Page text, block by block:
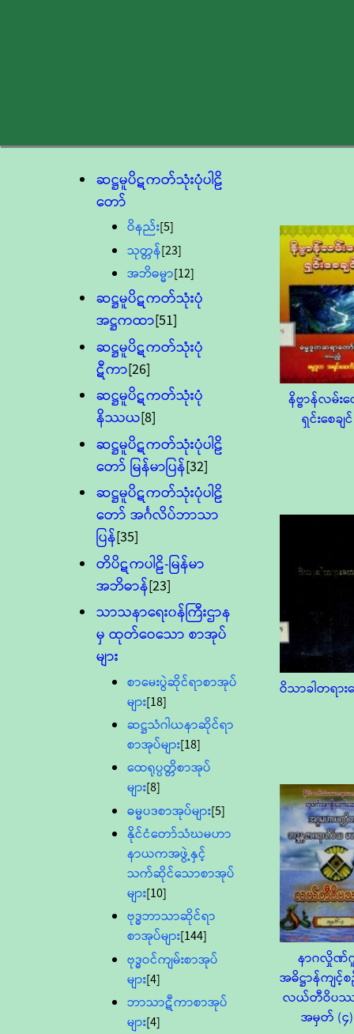
ဆဋ္ဌမူပိဋကတ်သုံးပုံပါဠိ
တော်
ဝိနည်း[5]
သုတ္တန်[23]
အဘိဓမ္မာ[12]
ဆဋ္ဌမူပိဋကတ်သုံးပုံ
အဋ္ဌကထာ[51]
ဆဋ္ဌမူပိဋကတ်သုံးပုံ
ဋီကာ[26]
ဆဋ္ဌမူပိဋကတ်သုံးပုံ
နိဿယ[8]
ဆဋ္ဌမူပိဋကတ်သုံးပုံပါဠိ
တော် မြန်မာပြန်[32]
ဆဋ္ဌမူပိဋကတ်သုံးပုံပါဠိ
တော် အင်္ဂလိပ်ဘာသာ
ပြန်[35]
တိပိဋကပါဠိ-မြန်မာ
အဘိဓာန်[23]
သာသနာရေး၀န်ကြီးဌာန
မှ ထုတ်ဝေသော စာအုပ်
များ
စာမေးပွဲဆိုင်ရာစာအုပ်
များ[18]
ဆဋ္ဌသံဂါယနာဆိုင်ရာ
စာအုပ်များ[18]
ထေရုပ္ပတ္တိစာအုပ်
များ[8]
ဓမ္မပဒစာအုပ်များ[5]
နိုင်ငံတော်သံဃမဟာ
နာယကအဖွဲ့နှင့်
သက်ဆိုင်သောစာအုပ်
များ[10]
ဗုဒ္ဓဘာသာဆိုင်ရာ
စာအုပ်များ[144]
ဗုဒ္ဓဝင်ကျမ်းစာအုပ်
များ[4]
ဘာသာဋီကာစာအုပ်
များ[4]
နိဗ္ဗာန်လမ်း
ရှင်းစေချင်
ဝိသာခါတရာ
နာဂလှိုဏ်
အဓိဋ္ဌာန်ကျင့်
လယ်တီဝိပဿ
အမှတ် (၄)